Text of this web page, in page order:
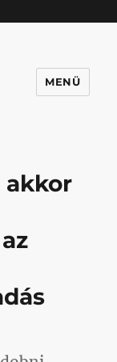
MENÜ
akkor